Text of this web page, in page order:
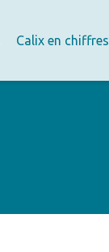
Calix en chiffres